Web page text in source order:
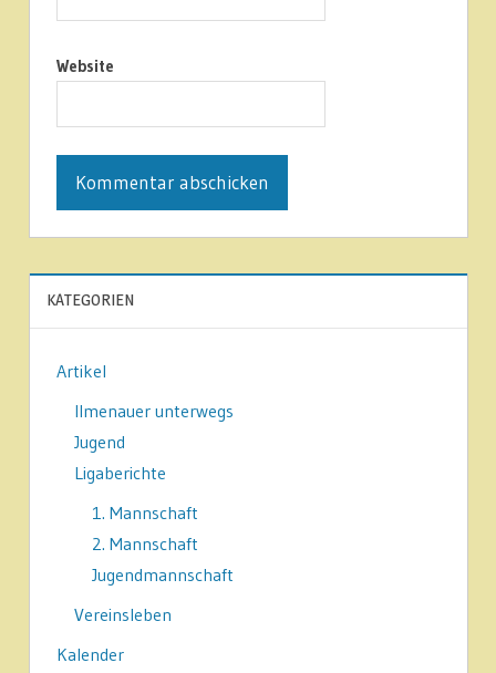
Website
KATEGORIEN
Artikel
Ilmenauer unterwegs
Jugend
Ligaberichte
1. Mannschaft
2. Mannschaft
Jugendmannschaft
Vereinsleben
Kalender